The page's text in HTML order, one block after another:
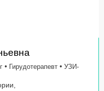
• Гирудотерапевт • УЗИ-